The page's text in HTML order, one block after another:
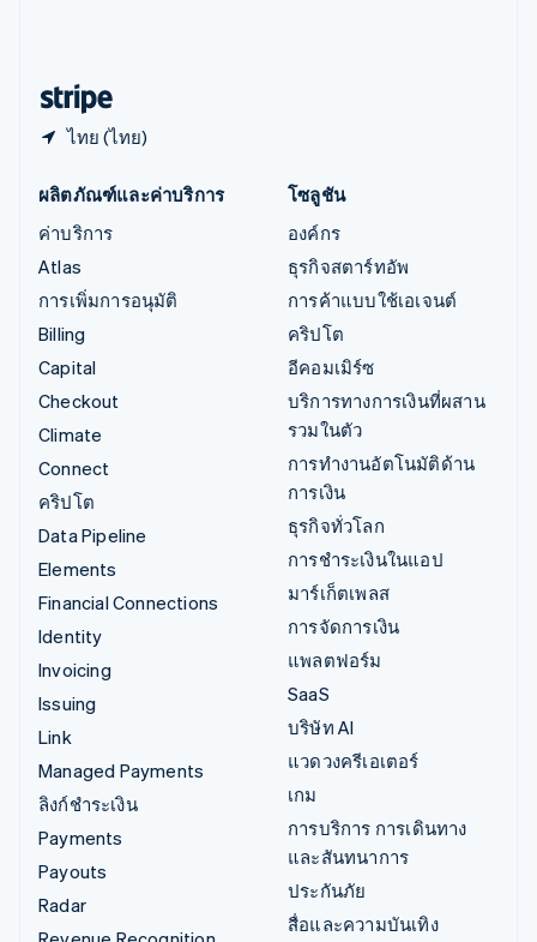
ไทย (ไทย)
ผลิตภัณฑ์และค่าบริการ
ค่าบริการ
Atlas
การเพิ่มการอนุมัติ
Billing
Capital
Checkout
Climate
Connect
คริปโต
Data Pipeline
Elements
Financial Connections
Identity
Invoicing
Issuing
Link
Managed Payments
ลิงก์ชำระเงิน
Payments
Payouts
Radar
โซลูชัน
องค์กร
ธุรกิจสตาร์ทอัพ
การค้าแบบใช้เอเจนต์
คริปโต
อีคอมเมิร์ซ
บริการทางการเงินที่ผสาน
รวมในตัว
การทำงานอัตโนมัติด้าน
การเงิน
ธุรกิจทั่วโลก
การชำระเงินในแอป
มาร์เก็ตเพลส
การจัดการเงิน
แพลตฟอร์ม
SaaS
บริษัท AI
แวดวงครีเอเตอร์
เกม
การบริการ การเดินทาง
และสันทนาการ
ประกันภัย
สื่อและความบันเทิง